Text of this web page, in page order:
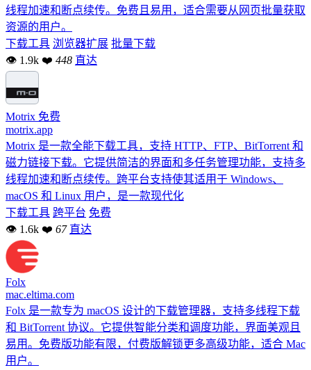
线程加速和断点续传。免费且易用，适合需要从网页批量获取
资源的用户。
下载工具 浏览器扩展 批量下载
👁 1.9k ❤ 448 直达
Motrix 免费
motrix.app
Motrix 是一款全能下载工具，支持 HTTP、FTP、BitTorrent 和
磁力链接下载。它提供简洁的界面和多任务管理功能，支持多
线程加速和断点续传。跨平台支持使其适用于 Windows、
macOS 和 Linux 用户，是一款现代化
下载工具 跨平台 免费
👁 1.6k ❤ 67 直达
Folx
mac.eltima.com
Folx 是一款专为 macOS 设计的下载管理器，支持多线程下载
和 BitTorrent 协议。它提供智能分类和调度功能，界面美观且
易用。免费版功能有限，付费版解锁更多高级功能，适合 Mac
用户。